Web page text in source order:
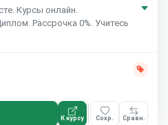
Курсы онлайн.
Рассрочка 0%. Учитесь
К курсу Сохр. Сравн.